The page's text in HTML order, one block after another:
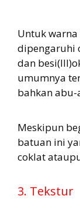
Untuk
dipengaruhi
dan
umumnya
bahkan
Meskipun
batuan ini
coklat
3. Tekstur